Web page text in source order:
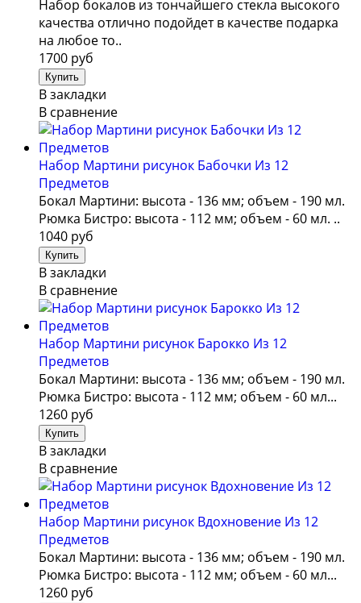
Набор бокалов из тончайшего стекла высокого
качества отлично подойдет в качестве подарка
на любое то..
1700 руб
В закладки
В сравнение
Набор Мартини рисунок Бабочки Из 12
Предметов
Бокал Мартини: высота - 136 мм; объем - 190 мл.
Рюмка Бистро: высота - 112 мм; объем - 60 мл. ..
1040 руб
В закладки
В сравнение
Набор Мартини рисунок Барокко Из 12
Предметов
Бокал Мартини: высота - 136 мм; объем - 190 мл.
Рюмка Бистро: высота - 112 мм; объем - 60 мл...
1260 руб
В закладки
В сравнение
Набор Мартини рисунок Вдохновение Из 12
Предметов
Бокал Мартини: высота - 136 мм; объем - 190 мл.
Рюмка Бистро: высота - 112 мм; объем - 60 мл...
1260 руб